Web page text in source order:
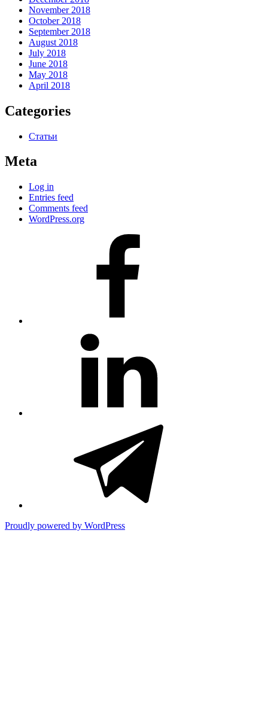
November 2018
October 2018
September 2018
August 2018
July 2018
June 2018
May 2018
April 2018
Categories
Статьи
Meta
Log in
Entries feed
Comments feed
WordPress.org
Proudly powered by WordPress